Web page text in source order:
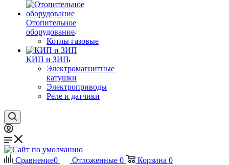
Отопительное
оборудование
Котлы газовые
КИП и ЗИП
Электромагнитные
катушки
Электроприводы
Реле и датчики
Сравнение0 Отложенные 0 Корзина 0